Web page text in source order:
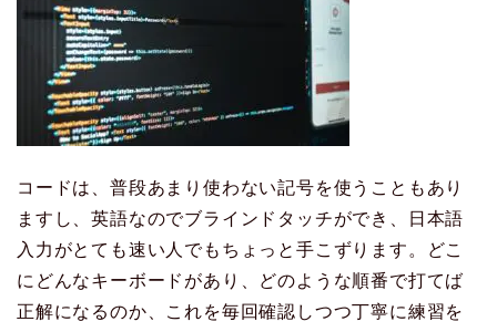
コードは、普段あまり使わない記号を使うこともあり
ますし、英語なのでブラインドタッチができ、日本語
入力がとても速い人でもちょっと手こずります。どこ
にどんなキーボードがあり、どのような順番で打てば
正解になるのか、これを毎回確認しつつ丁寧に練習を